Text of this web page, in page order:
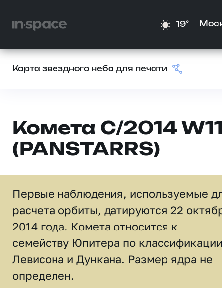
19°
Карта звездного неба для печати
Комета C/2014
(PANSTARRS)
Первые наблюдения, используемые
расчета орбиты, датируются 22
2014 года. Комета относится к
семейству Юпитера по классификации
Левисона и Дункана. Размер ядра не
определен.